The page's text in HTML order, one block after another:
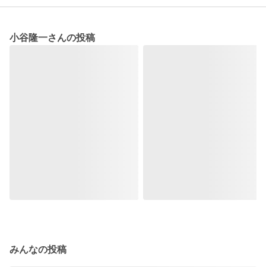
小谷隆一さんの投稿
みんなの投稿